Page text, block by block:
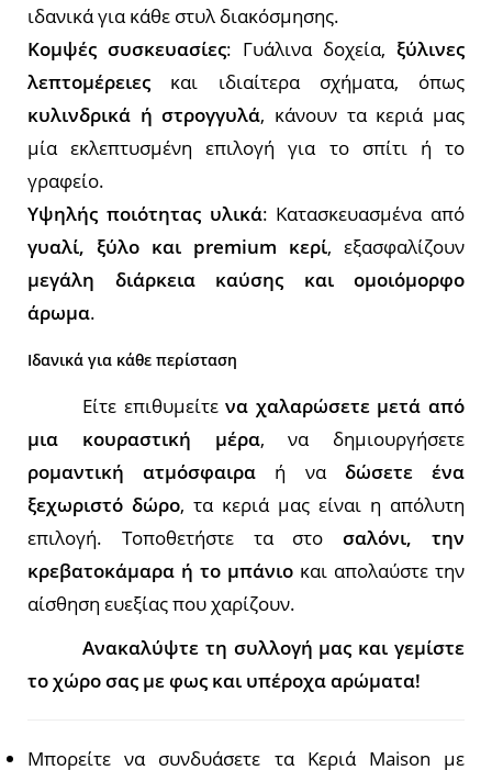
ιδανικά για κάθε στυλ διακόσμησης.
Κομψές συσκευασίες: Γυάλινα δοχεία, ξύλινες
λεπτομέρειες και ιδιαίτερα σχήματα, όπως
κυλινδρικά ή στρογγυλά, κάνουν τα κεριά μας
μία εκλεπτυσμένη επιλογή για το σπίτι ή το
γραφείο.
Υψηλής ποιότητας υλικά: Κατασκευασμένα από
γυαλί, ξύλο και premium κερί, εξασφαλίζουν
μεγάλη διάρκεια καύσης και ομοιόμορφο
άρωμα.
Ιδανικά για κάθε περίσταση
Είτε επιθυμείτενα χαλαρώσετε μετά από
μια κουραστική μέρα, να δημιουργήσετε
ρομαντική ατμόσφαιρα ή να δώσετε ένα
ξεχωριστό δώρο, τα κεριά μας είναι η απόλυτη
επιλογή. Τοποθετήστε τα στοσαλόνι, την
κρεβατοκάμαρα ή το μπάνιο και απολαύστε την
αίσθηση ευεξίας που χαρίζουν.
Ανακαλύψτε τη συλλογή μας και γεμίστε
το χώρο σας με φως και υπέροχα αρώματα!
Μπορείτε να συνδυάσετε τα Κεριά Maison με